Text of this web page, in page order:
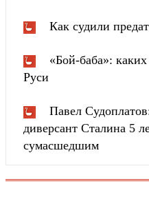
Как судили
«Бой-баба»:
Руси
Павел
диверсант Сталина 5
сумасшедшим